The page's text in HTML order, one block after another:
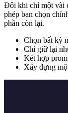
Đôi khi chỉ một vài
phép bạn chọn
phần còn lại.
Chọn bất kỳ
Chỉ giữ lại
Kết hợp
Xây dựng